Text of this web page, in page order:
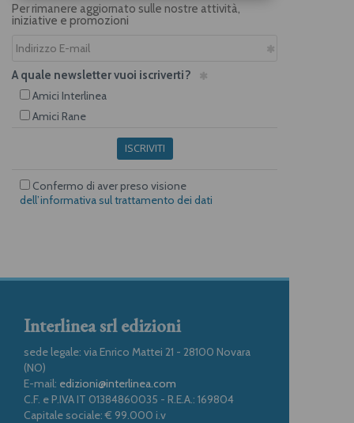
Per rimanere aggiornato sulle nostre attività,
iniziative e promozioni
A quale newsletter vuoi iscriverti?
Amici Interlinea
Amici Rane
ISCRIVITI
Confermo di aver preso visione
dell’informativa sul trattamento dei dati
Interlinea srl edizioni
sede legale: via Enrico Mattei 21 - 28100 Novara
(NO)
E-mail: edizioni@interlinea.com
C.F. e P.IVA IT 01384860035 - R.E.A.: 169804
Capitale sociale: € 99.000 i.v